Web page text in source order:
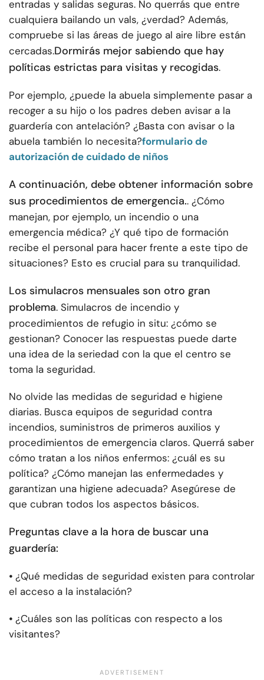
entradas y salidas seguras. No querrás que entre
cualquiera bailando un vals, ¿verdad? Además,
compruebe si las áreas de juego al aire libre están
cercadas.Dormirás mejor sabiendo que hay
políticas estrictas para visitas y recogidas.
Por ejemplo, ¿puede la abuela simplemente pasar a
recoger a su hijo o los padres deben avisar a la
guardería con antelación? ¿Basta con avisar o la
abuela también lo necesita?formulario de
autorización de cuidado de niños
A continuación, debe obtener información sobre
sus procedimientos de emergencia.. ¿Cómo
manejan, por ejemplo, un incendio o una
emergencia médica? ¿Y qué tipo de formación
recibe el personal para hacer frente a este tipo de
situaciones? Esto es crucial para su tranquilidad.
Los simulacros mensuales son otro gran
problema. Simulacros de incendio y
procedimientos de refugio in situ: ¿cómo se
gestionan? Conocer las respuestas puede darte
una idea de la seriedad con la que el centro se
toma la seguridad.
No olvide las medidas de seguridad e higiene
diarias. Busca equipos de seguridad contra
incendios, suministros de primeros auxilios y
procedimientos de emergencia claros. Querrá saber
cómo tratan a los niños enfermos: ¿cuál es su
política? ¿Cómo manejan las enfermedades y
garantizan una higiene adecuada? Asegúrese de
que cubran todos los aspectos básicos.
Preguntas clave a la hora de buscar una
guardería:
⦁ ¿Qué medidas de seguridad existen para controlar
el acceso a la instalación?
⦁ ¿Cuáles son las políticas con respecto a los
visitantes?